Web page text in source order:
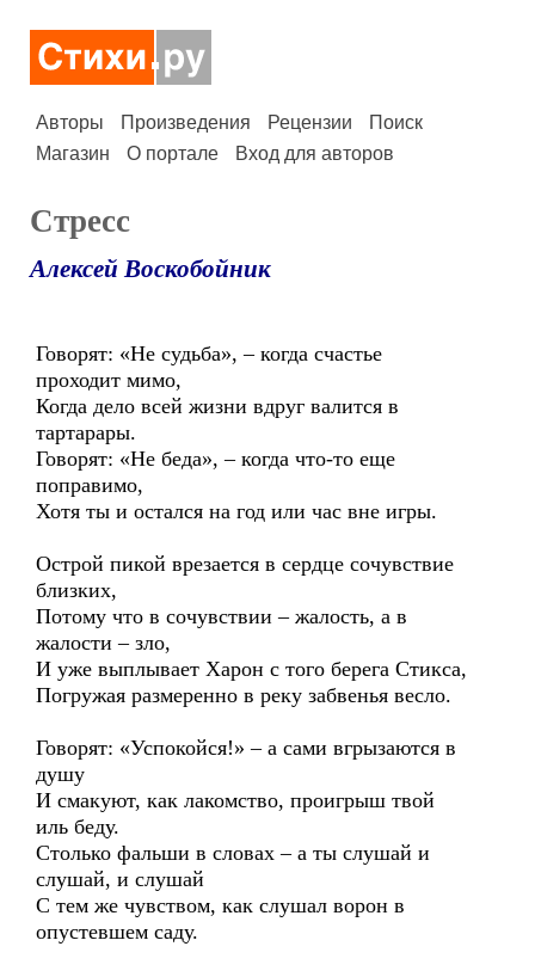
Авторы Произведения Рецензии
Поиск
Магазин
О портале Вход для авторов
Стресс
Алексей Воскобойник
Говорят: «Не судьба», – когда счастье
проходит мимо,
Когда дело всей жизни вдруг валится в
тартарары.
Говорят: «Не беда», – когда что-то еще
поправимо,
Хотя ты и остался на год или час вне игры.
Острой пикой врезается в сердце сочувствие
близких,
Потому что в сочувствии – жалость, а в
жалости – зло,
И уже выплывает Харон с того берега Стикса,
Погружая размеренно в реку забвенья весло.
Говорят: «Успокойся!» – а сами вгрызаются в
душу
И смакуют, как лакомство, проигрыш твой
иль беду.
Столько фальши в словах – а ты слушай и
слушай, и слушай
С тем же чувством, как слушал ворон в
опустевшем саду.